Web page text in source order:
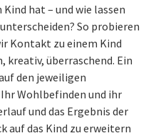
hat – und wie lassen
So probieren
Kontakt zu einem Kind
kreativ, überraschend. Ein
den jeweiligen
Wohlbefinden und ihr
und das Ergebnis der
auf das Kind zu erweitern